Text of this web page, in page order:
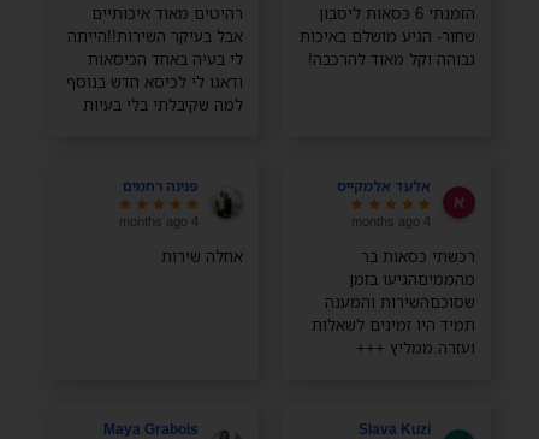
הזמנתי 6 כסאות ליסבון
שחור- הגיע מושלם באיכות
גבוהה וקל מאוד להרכבה!
רהיטים מאוד איכותיים
אבל בעיקר השירות!!הייתה
לי בעיה באחד הכיסאות
ודאגו לי לכיסא חדש בנוסף
למה שקיבלתי בלי בעיות
אלעד אלמקייס
4 months ago
רכשתי כסאות בר
מהממיםהגיעו בזמן
שסוכםהשירות והמענה
תמיד היו זמינים לשאלות
ועזרה.ממליץ +++
פנינה רחמים
4 months ago
אחלה שירות
Slava Kuzi
Maya Grabois